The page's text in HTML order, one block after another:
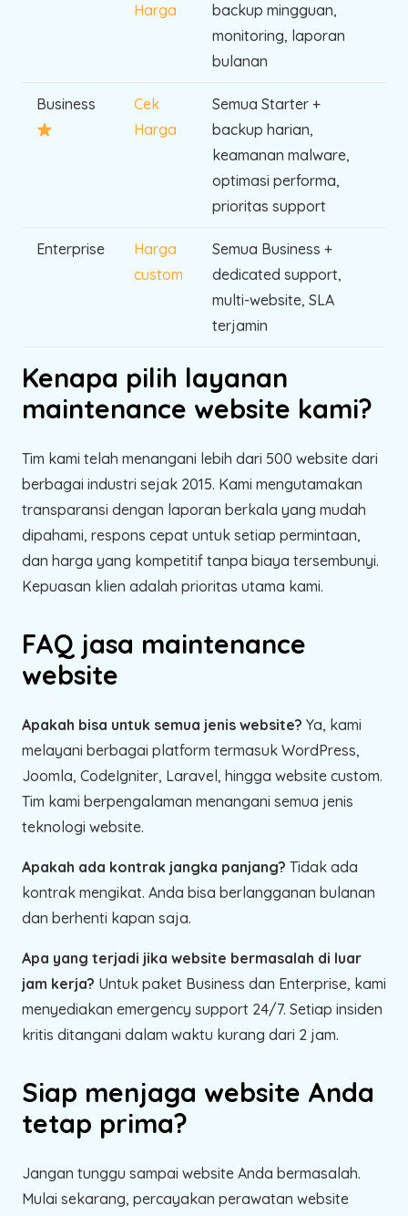
Harga
backup mingguan,
monitoring, laporan
bulanan
Business
Cek
Harga
Semua Starter +
backup harian,
keamanan malware,
optimasi performa,
prioritas support
Enterprise
Harga
custom
Semua Business +
dedicated support,
multi-website, SLA
terjamin
Kenapa pilih layanan
maintenance website kami?
Tim kami telah menangani lebih dari 500 website dari
berbagai industri sejak 2015. Kami mengutamakan
transparansi dengan laporan berkala yang mudah
dipahami, respons cepat untuk setiap permintaan,
dan harga yang kompetitif tanpa biaya tersembunyi.
Kepuasan klien adalah prioritas utama kami.
FAQ jasa maintenance
website
Apakah bisa untuk semua jenis website? Ya, kami
melayani berbagai platform termasuk WordPress,
Joomla, CodeIgniter, Laravel, hingga website custom.
Tim kami berpengalaman menangani semua jenis
teknologi website.
Apakah ada kontrak jangka panjang? Tidak ada
kontrak mengikat. Anda bisa berlangganan bulanan
dan berhenti kapan saja.
Apa yang terjadi jika website bermasalah di luar
jam kerja? Untuk paket Business dan Enterprise, kami
menyediakan emergency support 24/7. Setiap insiden
kritis ditangani dalam waktu kurang dari 2 jam.
Siap menjaga website Anda
tetap prima?
Jangan tunggu sampai website Anda bermasalah.
Mulai sekarang, percayakan perawatan website